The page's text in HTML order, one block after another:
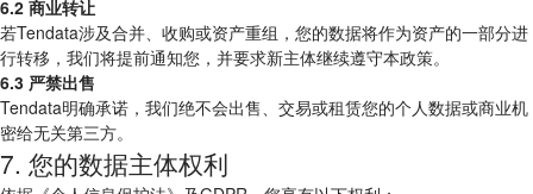
6.2 商业转让
若Tendata涉及合并、收购或资产重组，您的数据将作为资产的一部分进
行转移，我们将提前通知您，并要求新主体继续遵守本政策。
6.3 严禁出售
Tendata明确承诺，我们绝不会出售、交易或租赁您的个人数据或商业机
密给无关第三方。
7. 您的数据主体权利